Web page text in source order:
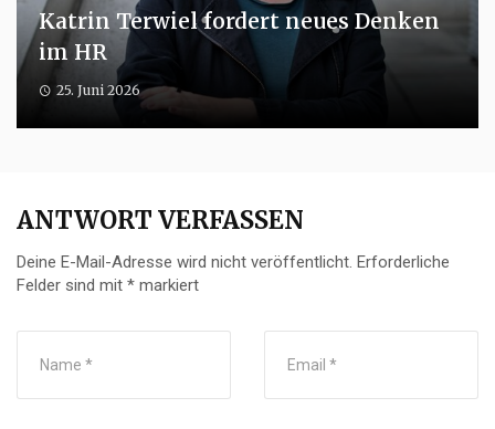
Katrin Terwiel fordert neues Denken
im HR
25. Juni 2026
ANTWORT VERFASSEN
Deine E-Mail-Adresse wird nicht veröffentlicht. Erforderliche
Felder sind mit * markiert